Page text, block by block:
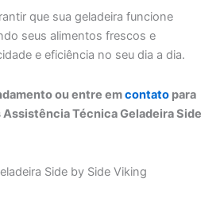
que sua geladeira funcione
seus alimentos frescos e
e eficiência no seu dia a dia.
ou entre emcontato para
Técnica Geladeira Side
Side by Side Viking